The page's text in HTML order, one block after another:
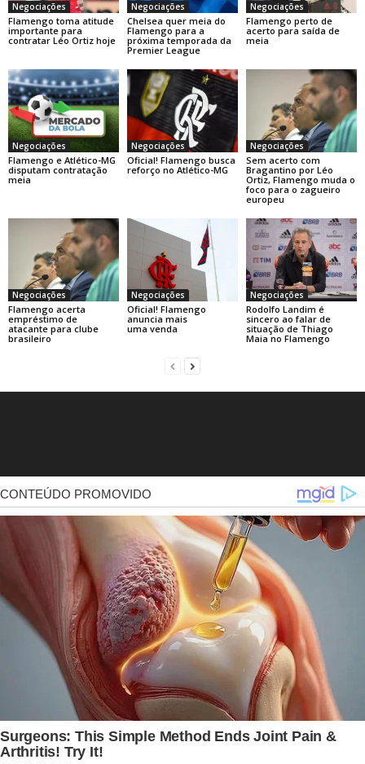
Negociações
Flamengo toma atitude
importante para
contratar Léo Ortiz hoje
Negociações
Chelsea quer meia do
Flamengo para a
próxima temporada da
Premier League
Negociações
Flamengo perto de
acerto para saída de
meia
Negociações
Flamengo e Atlético-MG
disputam contratação
meia
Negociações
Oficial! Flamengo busca
reforço no Atlético-MG
Negociações
Sem acerto com
Bragantino por Léo
Ortiz, Flamengo muda o
foco para o zagueiro
europeu
Negociações
Flamengo acerta
empréstimo de
atacante para clube
brasileiro
Negociações
Oficial! Flamengo
anuncia mais
uma venda
Negociações
Rodolfo Landim é
sincero ao falar de
situação de Thiago
Maia no Flamengo